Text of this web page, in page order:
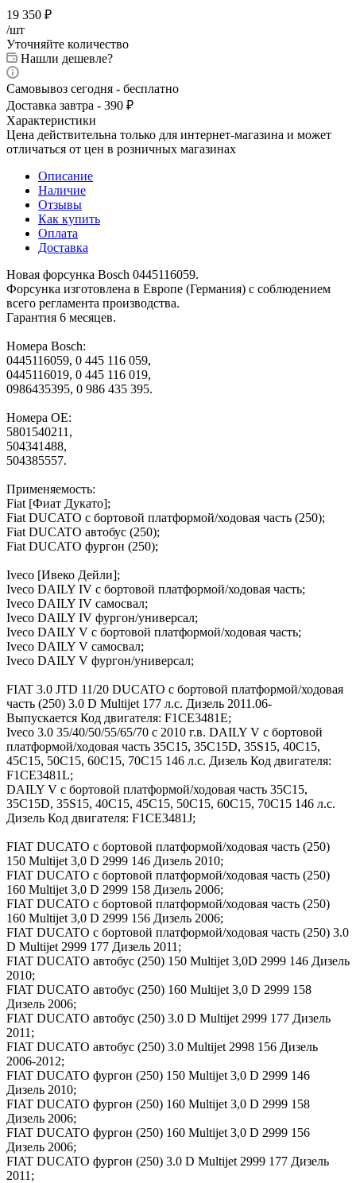
19 350 ₽
/шт
Уточняйте количество
Нашли дешевле?
Самовывоз сегодня - бесплатно
Доставка завтра - 390 ₽
Характеристики
Цена действительна только для интернет-магазина и может
отличаться от цен в розничных магазинах
Описание
Наличие
Отзывы
Как купить
Оплата
Доставка
Новая форсунка Bosch 0445116059.
Форсунка изготовлена в Европе (Германия) с соблюдением
всего регламента производства.
Гарантия 6 месяцев.
Номера Bosch:
0445116059, 0 445 116 059,
0445116019, 0 445 116 019,
0986435395, 0 986 435 395.
Номера OE:
5801540211,
504341488,
504385557.
Применяемость:
Fiat [Фиат Дукато];
Fiat DUCATO c бортовой платформой/ходовая часть (250);
Fiat DUCATO автобус (250);
Fiat DUCATO фургон (250);
Iveco [Ивеко Дейли];
Iveco DAILY IV c бортовой платформой/ходовая часть;
Iveco DAILY IV самосвал;
Iveco DAILY IV фургон/универсал;
Iveco DAILY V c бортовой платформой/ходовая часть;
Iveco DAILY V самосвал;
Iveco DAILY V фургон/универсал;
FIAT 3.0 JTD 11/20 DUCATO c бортовой платформой/ходовая
часть (250) 3.0 D Multijet 177 л.с. Дизель 2011.06-
Выпускается Код двигателя: F1CE3481E;
Iveco 3.0 35/40/50/55/65/70 c 2010 г.в. DAILY V c бортовой
платформой/ходовая часть 35C15, 35C15D, 35S15, 40C15,
45C15, 50C15, 60C15, 70C15 146 л.с. Дизель Код двигателя:
F1CE3481L;
DAILY V c бортовой платформой/ходовая часть 35C15,
35C15D, 35S15, 40C15, 45C15, 50C15, 60C15, 70C15 146 л.с.
Дизель Код двигателя: F1CE3481J;
FIAT DUCATO c бортовой платформой/ходовая часть (250)
150 Multijet 3,0 D 2999 146 Дизель 2010;
FIAT DUCATO c бортовой платформой/ходовая часть (250)
160 Multijet 3,0 D 2999 158 Дизель 2006;
FIAT DUCATO c бортовой платформой/ходовая часть (250)
160 Multijet 3,0 D 2999 156 Дизель 2006;
FIAT DUCATO c бортовой платформой/ходовая часть (250) 3.0
D Multijet 2999 177 Дизель 2011;
FIAT DUCATO автобус (250) 150 Multijet 3,0D 2999 146 Дизель
2010;
FIAT DUCATO автобус (250) 160 Multijet 3,0 D 2999 158
Дизель 2006;
FIAT DUCATO автобус (250) 3.0 D Multijet 2999 177 Дизель
2011;
FIAT DUCATO автобус (250) 3.0 Multijet 2998 156 Дизель
2006-2012;
FIAT DUCATO фургон (250) 150 Multijet 3,0 D 2999 146
Дизель 2010;
FIAT DUCATO фургон (250) 160 Multijet 3,0 D 2999 158
Дизель 2006;
FIAT DUCATO фургон (250) 160 Multijet 3,0 D 2999 156
Дизель 2006;
FIAT DUCATO фургон (250) 3.0 D Multijet 2999 177 Дизель
2011;